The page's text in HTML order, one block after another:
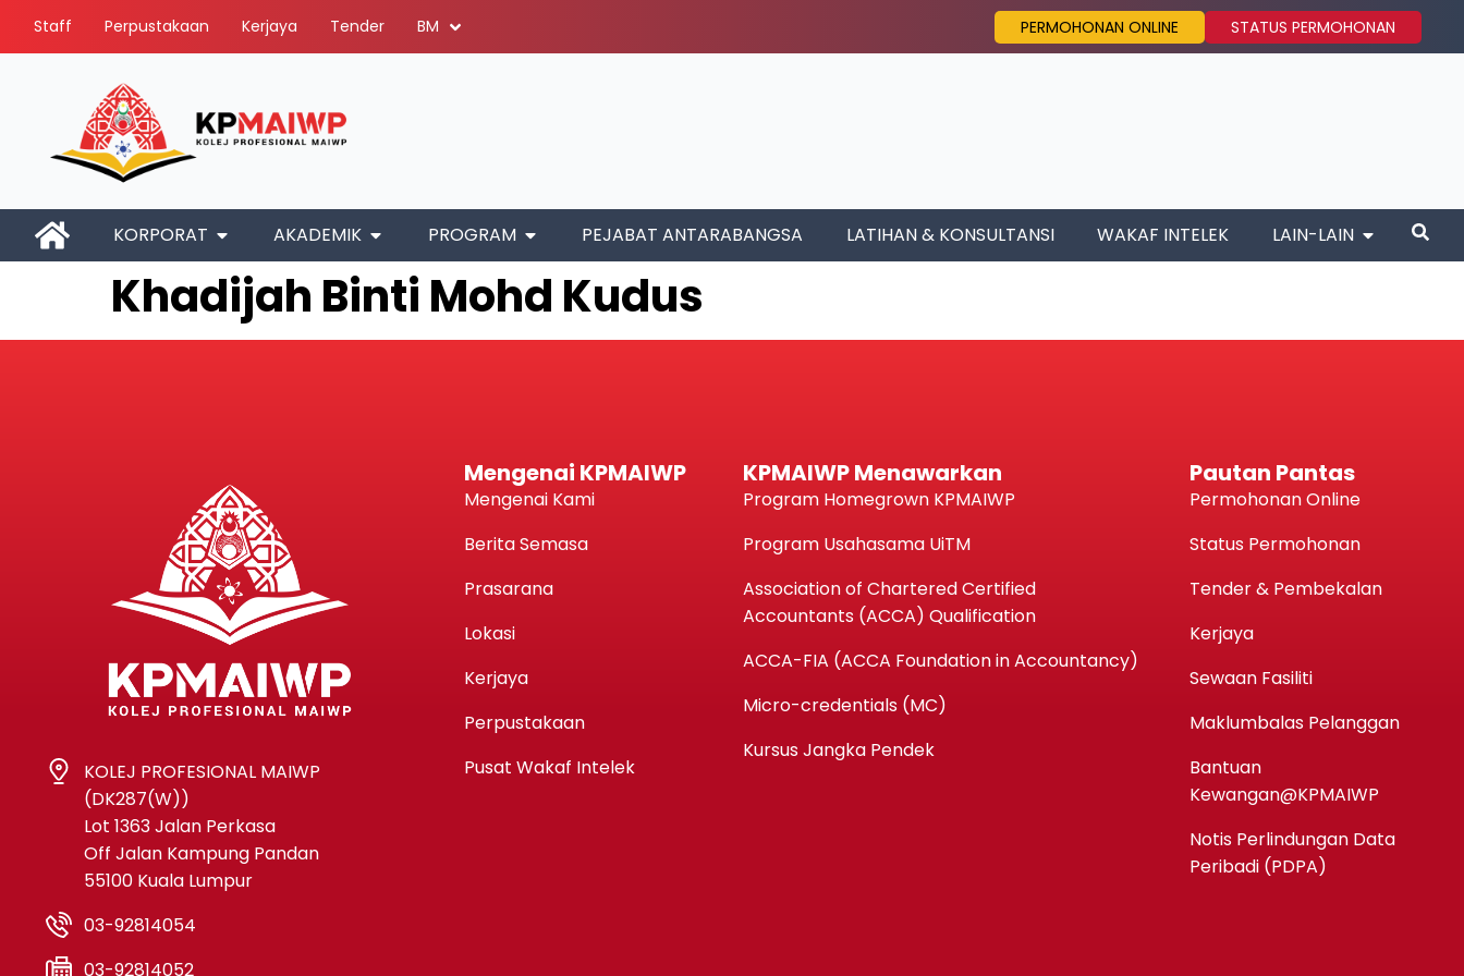
Staff Perpustakaan Kerjaya Tender BM PERMOHONAN ONLINE STATUS PERMOHONAN
KORPORAT AKADEMIK PROGRAM PEJABAT ANTARABANGSA LATIHAN & KONSULTANSI WAKAF INTELEK LAIN-LAIN
Khadijah Binti Mohd Kudus
KOLEJ PROFESIONAL MAIWP
(DK287(W))
Lot 1363 Jalan Perkasa
Off Jalan Kampung Pandan
55100 Kuala Lumpur
03-92814054
03-92814052
Mengenai KPMAIWP
Mengenai Kami
Berita Semasa
Prasarana
Lokasi
Kerjaya
Perpustakaan
Pusat Wakaf Intelek
KPMAIWP Menawarkan
Program Homegrown KPMAIWP
Program Usahasama UiTM
Association of Chartered Certified
Accountants (ACCA) Qualification
ACCA-FIA (ACCA Foundation in Accountancy)
Micro-credentials (MC)
Kursus Jangka Pendek
Pautan Pantas
Permohonan Online
Status Permohonan
Tender & Pembekalan
Kerjaya
Sewaan Fasiliti
Maklumbalas Pelanggan
Bantuan
Kewangan@KPMAIWP
Notis Perlindungan Data
Peribadi (PDPA)